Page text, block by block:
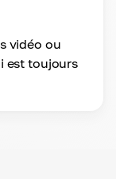
vidéo ou
est toujours